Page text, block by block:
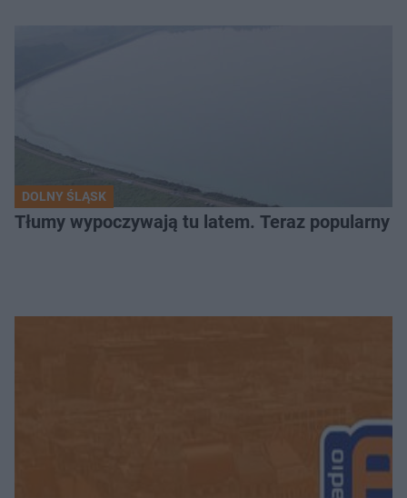
DOLNY ŚLĄSK
Tłumy wypoczywają tu latem. Teraz popularny